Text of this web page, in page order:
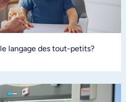
langage des tout-petits?